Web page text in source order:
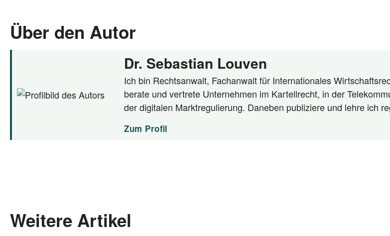
Über den Autor
Dr. Sebastian Louven
Ich bin Rechtsanwalt, Fachanwalt für Internationales
berate und vertrete Unternehmen im Kartellrecht, in der
der digitalen Marktregulierung. Daneben publiziere und lehre ich
Zum Profil
Weitere Artikel